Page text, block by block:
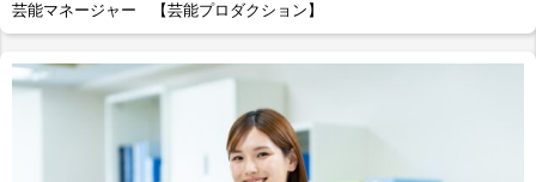
芸能マネージャー 【芸能プロダクション】